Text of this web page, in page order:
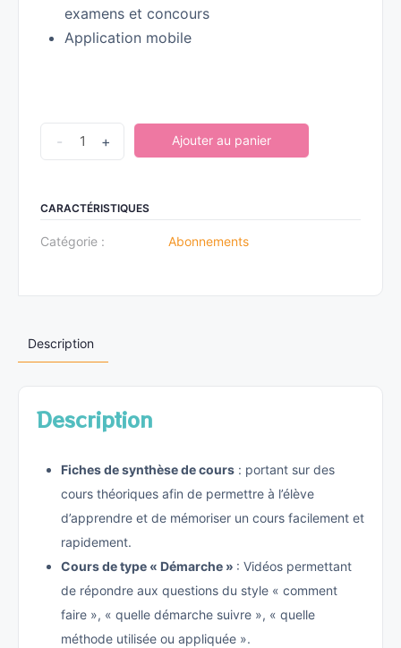
examens et concours
Application mobile
- + Ajouter au panier
CARACTÉRISTIQUES
Catégorie : Abonnements
Description
Description
Fiches de synthèsede cours : portant sur des
cours théoriques afin de permettre à l’élève
d’apprendre et de mémoriser un cours facilement et
rapidement.
Coursde type « Démarche » : Vidéos permettant
de répondre aux questions du style « comment
faire », « quelle démarche suivre », « quelle
méthode utilisée ou appliquée ».